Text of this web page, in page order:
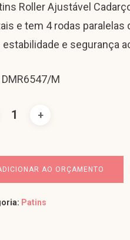
Roller Ajustável
e tem 4 rodas paralelas
e segurança
DMR6547/M
AO ORÇAMENTO
Patins